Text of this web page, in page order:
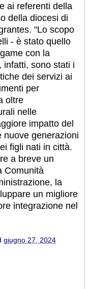
ai referenti della
della diocesi di
"Lo scopo
- è stato quello
con la
infatti, sono stati i
dei servizi ai
per
oltre
nelle
impatto del
nuove generazioni
figli nati in città.
a breve un
Comunità
la
un migliore
integrazione nel
giugno 27, 2024